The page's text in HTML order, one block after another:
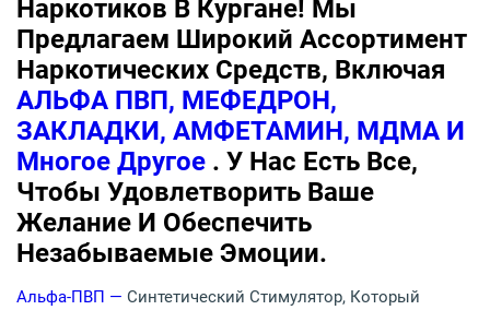
Наркотиков В Кургане! Мы
Предлагаем Широкий Ассортимент
Наркотических Средств, Включая
АЛЬФА ПВП, МЕФЕДРОН,
ЗАКЛАДКИ, АМФЕТАМИН, МДМА И
Многое Другое . У Нас Есть Все,
Чтобы Удовлетворить Ваше
Желание И Обеспечить
Незабываемые Эмоции.
Альфа-ПВП — Синтетический Стимулятор, Который